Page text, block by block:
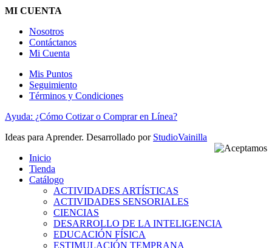
MI CUENTA
Nosotros
Contáctanos
Mi Cuenta
Mis Puntos
Seguimiento
Términos y Condiciones
Ayuda: ¿Cómo Cotizar o Comprar en Línea?
Ideas para Aprender. Desarrollado por StudioVainilla
Inicio
Tienda
Catálogo
ACTIVIDADES ARTÍSTICAS
ACTIVIDADES SENSORIALES
CIENCIAS
DESARROLLO DE LA INTELIGENCIA
EDUCACIÓN FÍSICA
ESTIMULACIÓN TEMPRANA